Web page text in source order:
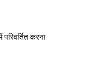
करना